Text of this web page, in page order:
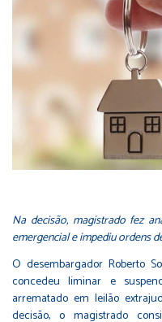
Na decisão, magistrado fez
emergencial e impediu ordens
O desembargador Roberto
concedeu liminar e
arrematado em leilão
decisão, o magistrado